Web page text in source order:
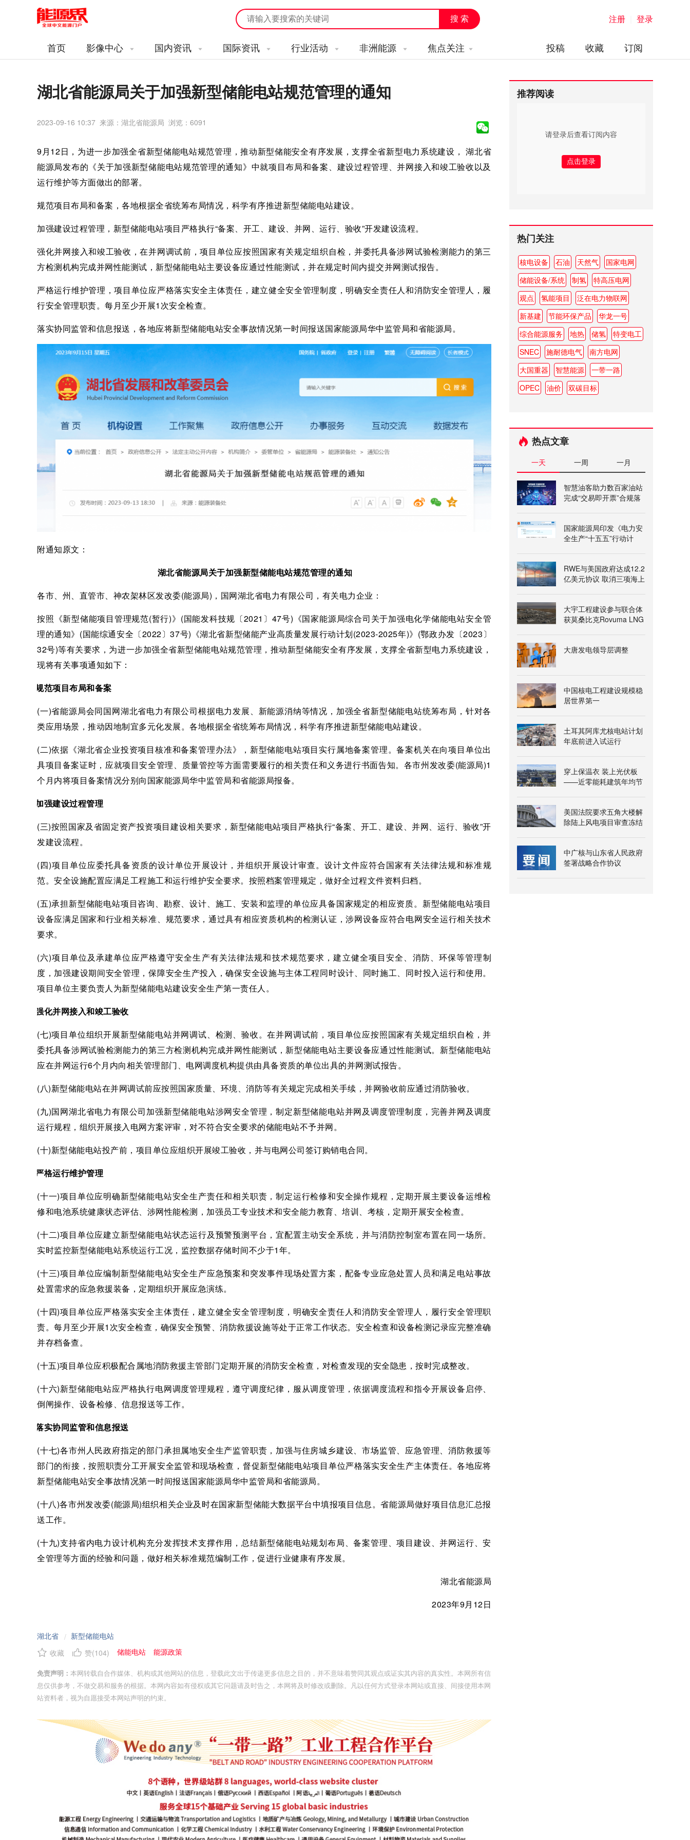
注册 登录
首页 影像中心 国内资讯 国际资讯 行业活动 非洲能源 焦点关注 订阅
收藏
投稿
湖北省能源局关于加强新型储能电站规范管理的通知
2023-09-16 10:37 来源：湖北省能源局 浏览： 6091
9月12日，为进一步加强全省新型储能电站规范管理，推动新型储能安全有序发展，支撑全省新型电力系统建设， 湖北省
能源局发布的《关于加强新型储能电站规范管理的通知》中就项目布局和备案、建设过程管理、并网接入和竣工验收以及
运行维护等方面做出的部署。
规范项目布局和备案，各地根据全省统筹布局情况，科学有序推进新型储能电站建设。
加强建设过程管理，新型储能电站项目严格执行“备案、开工、建设、并网、运行、验收”开发建设流程。
强化并网接入和竣工验收，在并网调试前，项目单位应按照国家有关规定组织自检，并委托具备涉网试验检测能力的第三
方检测机构完成并网性能测试，新型储能电站主要设备应通过性能测试，并在规定时间内提交并网测试报告。
严格运行维护管理，项目单位应严格落实安全主体责任，建立健全安全管理制度，明确安全责任人和消防安全管理人，履
行安全管理职责。每月至少开展1次安全检查。
落实协同监管和信息报送，各地应将新型储能电站安全事故情况第一时间报送国家能源局华中监管局和省能源局。
附通知原文：
湖北省能源局关于加强新型储能电站规范管理的通知
各市、州、直管市、神农架林区发改委(能源局)，国网湖北省电力有限公司，有关电力企业：
按照《新型储能项目管理规范(暂行)》(国能发科技规〔2021〕47号)《国家能源局综合司关于加强电化学储能电站安全管
理的通知》(国能综通安全〔2022〕37号)《湖北省新型储能产业高质量发展行动计划(2023-2025年)》(鄂政办发〔2023〕
32号)等有关要求，为进一步加强全省新型储能电站规范管理，推动新型储能安全有序发展，支撑全省新型电力系统建设，
现将有关事项通知如下：
一、规范项目布局和备案
(一)省能源局会同国网湖北省电力有限公司根据电力发展、新能源消纳等情况，加强全省新型储能电站统筹布局，针对各
类应用场景，推动因地制宜多元化发展。各地根据全省统筹布局情况，科学有序推进新型储能电站建设。
(二)依据《湖北省企业投资项目核准和备案管理办法》，新型储能电站项目实行属地备案管理。备案机关在向项目单位出
具项目备案证时，应就项目安全管理、质量管控等方面需要履行的相关责任和义务进行书面告知。各市州发改委(能源局)1
个月内将项目备案情况分别向国家能源局华中监管局和省能源局报备。
二、加强建设过程管理
(三)按照国家及省固定资产投资项目建设相关要求，新型储能电站项目严格执行“备案、开工、建设、并网、运行、验收”开
发建设流程。
(四)项目单位应委托具备资质的设计单位开展设计，并组织开展设计审查。设计文件应符合国家有关法律法规和标准规
范。安全设施配置应满足工程施工和运行维护安全要求。按照档案管理规定，做好全过程文件资料归档。
(五)承担新型储能电站项目咨询、勘察、设计、施工、安装和监理的单位应具备国家规定的相应资质。新型储能电站项目
设备应满足国家和行业相关标准、规范要求，通过具有相应资质机构的检测认证，涉网设备应符合电网安全运行相关技术
要求。
(六)项目单位及承建单位应严格遵守安全生产有关法律法规和技术规范要求，建立健全项目安全、消防、环保等管理制
度，加强建设期间安全管理，保障安全生产投入，确保安全设施与主体工程同时设计、同时施工、同时投入运行和使用。
项目单位主要负责人为新型储能电站建设安全生产第一责任人。
三、强化并网接入和竣工验收
(七)项目单位组织开展新型储能电站并网调试、检测、验收。在并网调试前，项目单位应按照国家有关规定组织自检，并
委托具备涉网试验检测能力的第三方检测机构完成并网性能测试，新型储能电站主要设备应通过性能测试。新型储能电站
应在并网运行6个月内向相关管理部门、电网调度机构提供由具备资质的单位出具的并网测试报告。
(八)新型储能电站在并网调试前应按照国家质量、环境、消防等有关规定完成相关手续，并网验收前应通过消防验收。
(九)国网湖北省电力有限公司加强新型储能电站涉网安全管理，制定新型储能电站并网及调度管理制度，完善并网及调度
运行规程，组织开展接入电网方案评审，对不符合安全要求的储能电站不予并网。
(十)新型储能电站投产前，项目单位应组织开展竣工验收，并与电网公司签订购销电合同。
四、严格运行维护管理
(十一)项目单位应明确新型储能电站安全生产责任和相关职责，制定运行检修和安全操作规程，定期开展主要设备运维检
修和电池系统健康状态评估、涉网性能检测，加强员工专业技术和安全能力教育、培训、考核，定期开展安全检查。
(十二)项目单位应建立新型储能电站状态运行及预警预测平台，宜配置主动安全系统，并与消防控制室布置在同一场所。
实时监控新型储能电站系统运行工况，监控数据存储时间不少于1年。
(十三)项目单位应编制新型储能电站安全生产应急预案和突发事件现场处置方案，配备专业应急处置人员和满足电站事故
处置需求的应急救援装备，定期组织开展应急演练。
(十四)项目单位应严格落实安全主体责任，建立健全安全管理制度，明确安全责任人和消防安全管理人，履行安全管理职
责。每月至少开展1次安全检查，确保安全预警、消防救援设施等处于正常工作状态。安全检查和设备检测记录应完整准确
并存档备查。
(十五)项目单位应积极配合属地消防救援主管部门定期开展的消防安全检查，对检查发现的安全隐患，按时完成整改。
(十六)新型储能电站应严格执行电网调度管理规程，遵守调度纪律，服从调度管理，依据调度流程和指令开展设备启停、
倒闸操作、设备检修、信息报送等工作。
五、落实协同监管和信息报送
(十七)各市州人民政府指定的部门承担属地安全生产监管职责，加强与住房城乡建设、市场监管、应急管理、消防救援等
部门的衔接，按照职责分工开展安全监管和现场检查，督促新型储能电站项目单位严格落实安全生产主体责任。各地应将
新型储能电站安全事故情况第一时间报送国家能源局华中监管局和省能源局。
(十八)各市州发改委(能源局)组织相关企业及时在国家新型储能大数据平台中填报项目信息。省能源局做好项目信息汇总报
送工作。
(十九)支持省内电力设计机构充分发挥技术支撑作用，总结新型储能电站规划布局、备案管理、项目建设、并网运行、安
全管理等方面的经验和问题，做好相关标准规范编制工作，促进行业健康有序发展。
湖北省能源局
2023年9月12日
湖北省 / 新型储能电站
收藏
赞(104) 储能电站 能源政策
免责声明： 本网转载自合作媒体、机构或其他网站的信息，登载此文出于传递更多信息之目的，并不意味着赞同其观点或证实其内容的真实性。本网所有信
息仅供参考，不做交易和服务的根据。本网内容如有侵权或其它问题请及时告之，本网将及时修改或删除。凡以任何方式登录本网站或直接、间接使用本网
站资料者，视为自愿接受本网站声明的约束。
推荐阅读
请登录后查看订阅内容
热门关注
核电设备 石油 天然气
国家电网
储能设备/系统
制氢
特高压电网
观点
氢能项目
泛在电力物联网
新基建
节能环保产品
华龙一号
综合能源服务
地热 储氢
特变电工
SNEC
施耐德电气
南方电网
大国重器
智慧能源
一带一路
OPEC
油价 双碳目标
热点文章
一天 一周 一月
智慧油客助力数百家油站
完成“交易即开票”合规落
国家能源局印发《电力安
全生产“十五五”行动计
RWE与美国政府达成12.2
亿美元协议 取消三项海上
大宇工程建设参与联合体
获莫桑比克Rovuma LNG
大唐发电领导层调整
中国核电工程建设规模稳
居世界第一
土耳其阿库尤核电站计划
年底前进入试运行
穿上保温衣 装上光伏板
——近零能耗建筑年均节
美国法院要求五角大楼解
除陆上风电项目审查冻结
中广核与山东省人民政府
签署战略合作协议